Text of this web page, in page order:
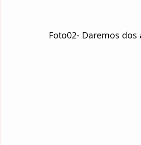
Foto02- Daremos